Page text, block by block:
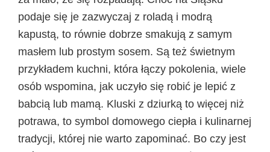
podaje się je zazwyczaj z roladą i modrą
kapustą, to równie dobrze smakują z samym
masłem lub prostym sosem. Są też świetnym
przykładem kuchni, która łączy pokolenia, wiele
osób wspomina, jak uczyło się robić je lepić z
babcią lub mamą. Kluski z dziurką to więcej niż
potrawa, to symbol domowego ciepła i kulinarnej
tradycji, której nie warto zapominać. Bo czy jest